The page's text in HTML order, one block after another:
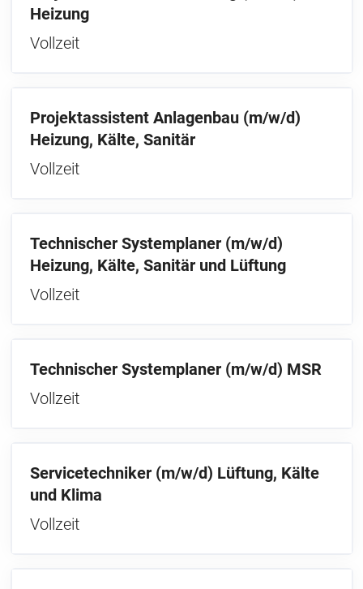
Heizung
Vollzeit
Projektassistent Anlagenbau (m/w/d)
Heizung, Kälte, Sanitär
Vollzeit
Technischer Systemplaner (m/w/d)
Heizung, Kälte, Sanitär und Lüftung
Vollzeit
Technischer Systemplaner (m/w/d) MSR
Vollzeit
Servicetechniker (m/w/d) Lüftung, Kälte
und Klima
Vollzeit